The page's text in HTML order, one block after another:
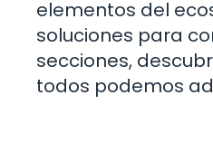
elementos del
soluciones para
secciones,
todos podemos